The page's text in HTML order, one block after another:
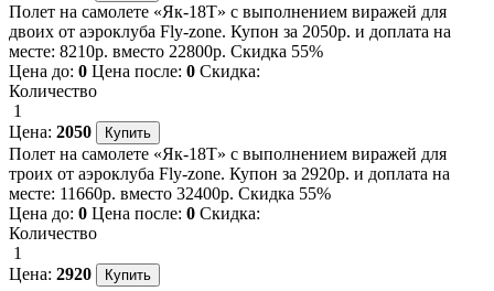
Полет на самолете «Як-18Т» с выполнением виражей для
двоих от аэроклуба Fly-zone. Купон за 2050р. и доплата на
месте: 8210р. вместо 22800р. Скидка 55%
Цена до: 0 Цена после: 0 Скидка:
Количество
1
Цена: 2050
Полет на самолете «Як-18Т» с выполнением виражей для
троих от аэроклуба Fly-zone. Купон за 2920р. и доплата на
месте: 11660р. вместо 32400р. Скидка 55%
Цена до: 0 Цена после: 0 Скидка:
Количество
1
Цена: 2920